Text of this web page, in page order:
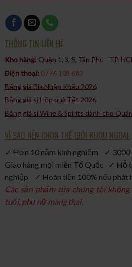
THÔNG TIN LIÊN HỆ
Kho hàng: Quận 1, 3, 5, Tân Phú - TP.
Điện thoại: 0776 108 683
Bảng giá Bia Nhập Khẩu 2026
Bảng giá sỉ Hộp quà Tết 2026
Bảng giá sỉ Wine & Spirits dành cho
VÌ SAO NÊN CHỌN THẾ GIỚI RƯỢU NGOẠI:
✓ Hơn 10 năm kinh nghiệm ✓
Giao hàng mọi miền Tổ Quốc ✓ Hỗ
nghiệp ✓ Hoàn tiền 100% nếu phát
Các sản phẩm của chúng tôi
tuổi, phụ nữ mang thai.